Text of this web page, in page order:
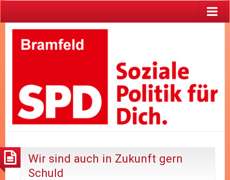
Wir sind auch in Zukunft gern
Schuld